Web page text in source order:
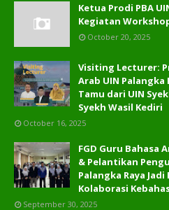
Ketua Prodi PBA
Kegiatan
October 20, 2025
Visiting Lecturer:
Arab UIN
Tamu dari UIN
Syekh Wasil Kediri
October 16, 2025
FGD Guru Bahasa
& Pelantikan
Palangka Raya
Kolaborasi
September 30, 2025